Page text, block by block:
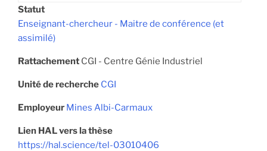
Statut
Enseignant-chercheur - Maitre de conférence (et
assimilé)
Rattachement CGI - Centre Génie Industriel
Unité de recherche CGI
Employeur Mines Albi-Carmaux
Lien HAL vers la thèse
https://hal.science/tel-03010406